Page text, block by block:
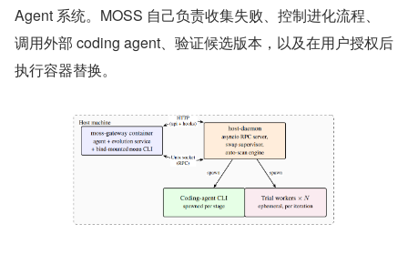
Agent 系统。MOSS 自己负责收集失败、控制进化流程、
调用外部 coding agent、验证候选版本，以及在用户授权后
执行容器替换。